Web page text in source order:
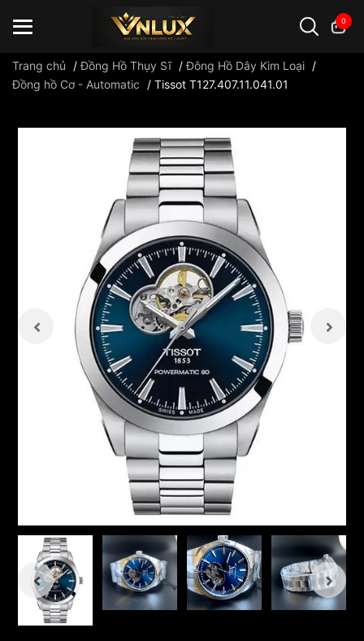
0
Trang chủ /Đồng Hồ Thụy Sĩ /Đông Hồ Dây Kim Loại /
Đồng hồ Cơ - Automatic
/ Tissot T127.407.11.041.01